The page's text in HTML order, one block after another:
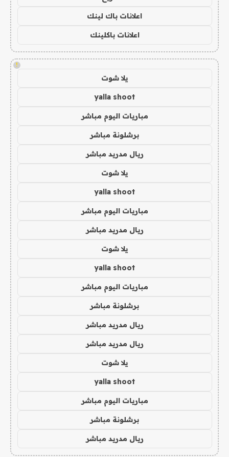
اعلانات باك لينك
اعلانات باكلينك
!
يلا شوت
yalla shoot
مباريات اليوم مباشر
برشلونة مباشر
ريال مدريد مباشر
يلا شوت
yalla shoot
مباريات اليوم مباشر
ريال مدريد مباشر
يلا شوت
yalla shoot
مباريات اليوم مباشر
برشلونة مباشر
ريال مدريد مباشر
ريال مدريد مباشر
يلا شوت
yalla shoot
مباريات اليوم مباشر
برشلونة مباشر
ريال مدريد مباشر